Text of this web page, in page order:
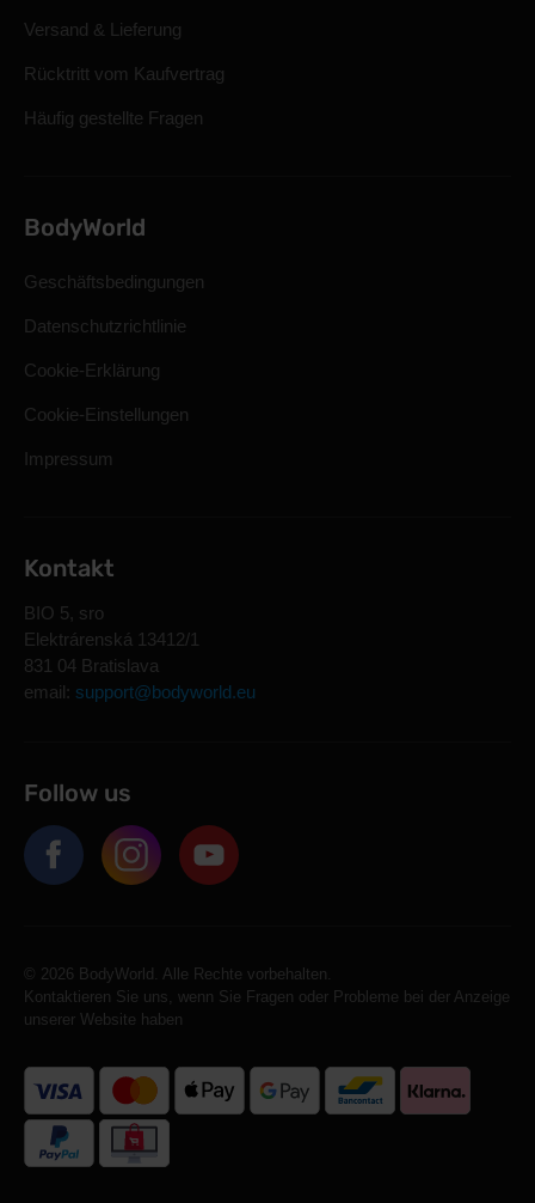
Versand & Lieferung
Rücktritt vom Kaufvertrag
Häufig gestellte Fragen
BodyWorld
Geschäftsbedingungen
Datenschutzrichtlinie
Cookie-Erklärung
Cookie-Einstellungen
Impressum
Kontakt
BIO 5, sro
Elektrárenská 13412/1
831 04 Bratislava
email: support@bodyworld.eu
Follow us
© 2026 BodyWorld. Alle Rechte vorbehalten.
Kontaktieren Sie uns, wenn Sie Fragen oder Probleme bei der Anzeige
unserer Website haben